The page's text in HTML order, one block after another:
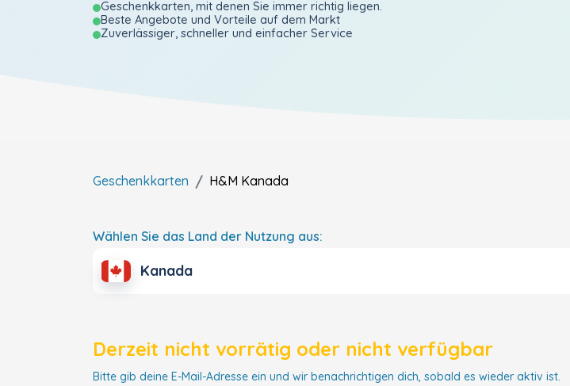
Geschenkkarten, mit denen Sie immer richtig liegen.
Beste Angebote und Vorteile auf dem Markt
Zuverlässiger, schneller und einfacher Service
Geschenkkarten H&M Kanada
Wählen Sie das Land der Nutzung aus:
Kanada
Derzeit nicht vorrätig oder nicht verfügbar
Bitte gib deine E-Mail-Adresse ein und wir benachrichtigen dich, sobald es wieder aktiv ist.